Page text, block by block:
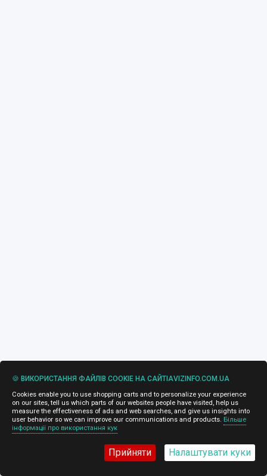
🍪 ВИКОРИСТАННЯ ФАЙЛІВ COOKIE НА САЙТІAVIZINFO.COM.UA
Cookies enable you to use shopping carts and to personalize your experience
on our sites, tell us which parts of our websites people have visited, help us
measure the effectiveness of ads and web searches, and give us insights into
user behavior so we can improve our communications and products. Більше
інформації про використання кук
Прийняти Налаштувати куки